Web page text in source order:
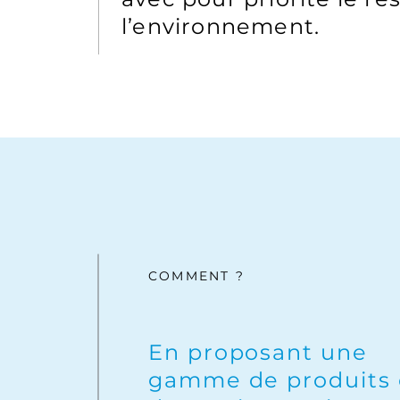
l’environnement.
COMMENT ?
En proposant une
gamme de produits